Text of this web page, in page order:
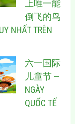
上唯一能
倒飞的鸟
NHẤT TRÊN
六一国际
儿童节 —
NGÀY
QUỐC TẾ